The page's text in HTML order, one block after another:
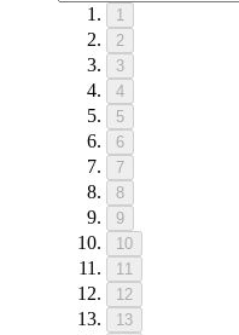
1
2
3
4
5
6
7
8
9
10
11
12
13